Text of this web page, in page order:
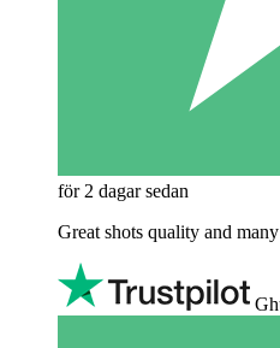
för 2 dagar sedan
Great shots quality and